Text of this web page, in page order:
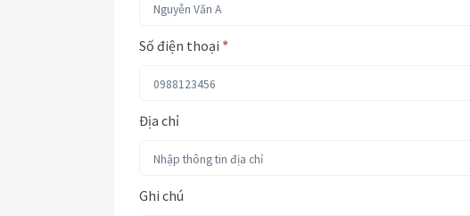
Số điện thoại *
Địa chỉ
Ghi chú